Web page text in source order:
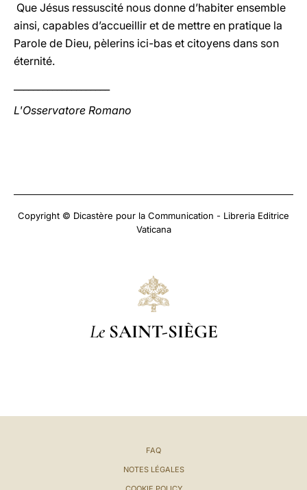
Que Jésus ressuscité nous donne d’habiter ensemble
ainsi, capables d’accueillir et de mettre en pratique la
Parole de Dieu, pèlerins ici-bas et citoyens dans son
éternité.
L'Osservatore Romano
Copyright © Dicastère pour la Communication - Libreria Editrice
Vaticana
Le SAINT-SIÈGE
FAQ
NOTES LÉGALES